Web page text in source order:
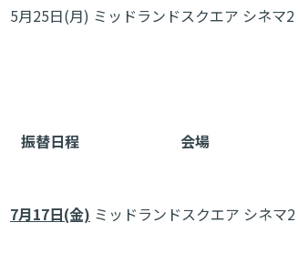
5月25日(月) ミッドランドスクエア シネマ2
振替日程 会場
7月17日(金) ミッドランドスクエア シネマ2